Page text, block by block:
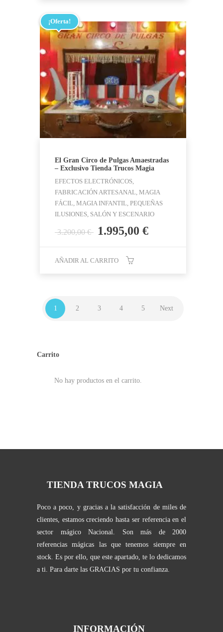
¡Oferta!
El Gran Circo de Pulgas Amaestradas
– Exclusivo Tienda Trucos Magia
EFECTOS ELECTRÓNICOS,
FABRICACIÓN ARTESANAL, MAGIA
FÁCIL, MAGIA INFANTIL, PEQUEÑAS
ILUSIONES, SALÓN Y ESCENARIO
3.200,00€
El
original
era:
1.995,00 €El
AÑADIR AL CARRITO
1 2 3 4 5 Next
Carrito
No hay productos en el carrito.
TIENDA TRUCOS MAGIA
Poco a poco, y gracias a la satisfacción de miles de
clientes, estamos creciendo hasta ser referencia en el
sector mágico Nacional. Son más de 2000
referencias mágicas las que tenemos siempre en
stock. Es por ello, que este apartado, te lo dedicamos
a ti. Para darte las GRACIAS por tu confianza.
INFORMACIÓN